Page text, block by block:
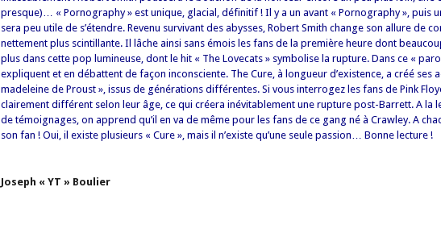
presque)… « Pornography » est unique, glacial, définitif ! Il y a un avant « Pornography », puis
sera peu utile de s’étendre. Revenu survivant des abysses, Robert Smith change son allure de
nettement plus scintillante. Il lâche ainsi sans émois les fans de la première heure dont
plus dans cette pop lumineuse, dont le hit « The Lovecats » symbolise la rupture. Dans ce «
expliquent et en débattent de façon inconsciente. The Cure, à longueur d’existence, a créé ses
madeleine de Proust », issus de générations différentes. Si vous interrogez les fans de Pink
clairement différent selon leur âge, ce qui créera inévitablement une rupture post-Barrett. A la
de témoignages, on apprend qu’il en va de même pour les fans de ce gang né à Crawley. A
son fan ! Oui, il existe plusieurs « Cure », mais il n’existe qu’une seule passion… Bonne lecture !
Joseph « YT » Boulier